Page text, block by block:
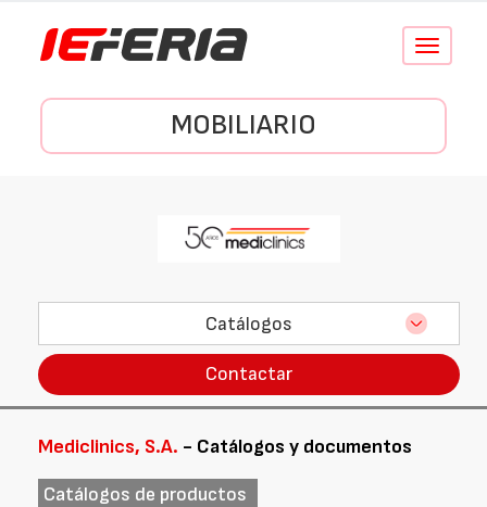
Conmutar
MOBILIARIO
Catálogos
Contactar
Mediclinics, S.A. - Catálogos y documentos
Catálogos de productos